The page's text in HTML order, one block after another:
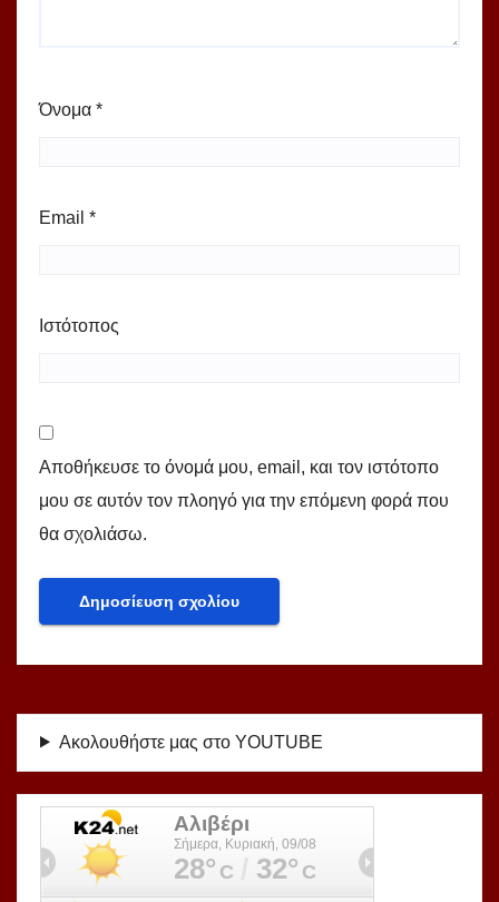
Όνομα *
Email *
Ιστότοπος
Αποθήκευσε το όνομά μου, email, και τον ιστότοπο
μου σε αυτόν τον πλοηγό για την επόμενη φορά που
θα σχολιάσω.
Ακολουθήστε μας στο YOUTUBE